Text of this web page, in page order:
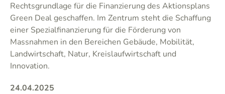
Rechtsgrundlage für die Finanzierung des Aktionsplans
Green Deal geschaffen. Im Zentrum steht die Schaffung
einer Spezialfinanzierung für die Förderung von
Massnahmen in den Bereichen Gebäude, Mobilität,
Landwirtschaft, Natur, Kreislaufwirtschaft und
Innovation.
24.04.2025